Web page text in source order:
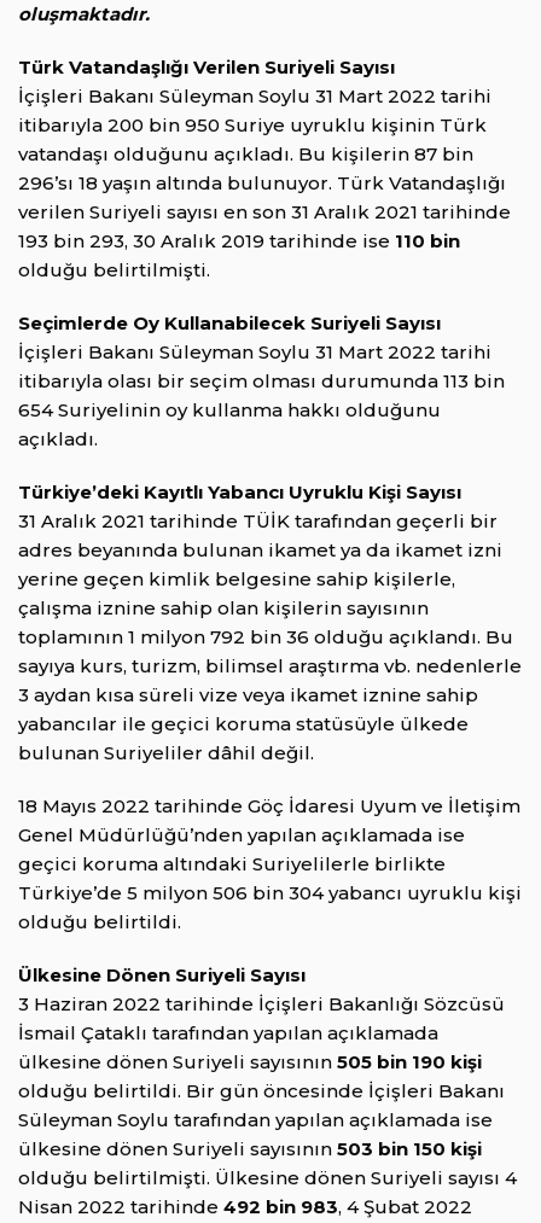
oluşmaktadır.
Türk Vatandaşlığı Verilen Suriyeli Sayısı
İçişleri Bakanı Süleyman Soylu 31 Mart 2022 tarihi
itibarıyla 200 bin 950 Suriye uyruklu kişinin Türk
vatandaşı olduğunu açıkladı. Bu kişilerin 87 bin
296’sı 18 yaşın altında bulunuyor. Türk Vatandaşlığı
verilen Suriyeli sayısı en son 31 Aralık 2021 tarihinde
193 bin 293, 30 Aralık 2019 tarihinde ise 110 bin
olduğu belirtilmişti.
Seçimlerde Oy Kullanabilecek Suriyeli Sayısı
İçişleri Bakanı Süleyman Soylu 31 Mart 2022 tarihi
itibarıyla olası bir seçim olması durumunda 113 bin
654 Suriyelinin oy kullanma hakkı olduğunu
açıkladı.
Türkiye’deki Kayıtlı Yabancı Uyruklu Kişi Sayısı
31 Aralık 2021 tarihinde TÜİK tarafından geçerli bir
adres beyanında bulunan ikamet ya da ikamet izni
yerine geçen kimlik belgesine sahip kişilerle,
çalışma iznine sahip olan kişilerin sayısının
toplamının 1 milyon 792 bin 36 olduğu açıklandı. Bu
sayıya kurs, turizm, bilimsel araştırma vb. nedenlerle
3 aydan kısa süreli vize veya ikamet iznine sahip
yabancılar ile geçici koruma statüsüyle ülkede
bulunan Suriyeliler dâhil değil.
18 Mayıs 2022 tarihinde Göç İdaresi Uyum ve İletişim
Genel Müdürlüğü’nden yapılan açıklamada ise
geçici koruma altındaki Suriyelilerle birlikte
Türkiye’de 5 milyon 506 bin 304 yabancı uyruklu kişi
olduğu belirtildi.
Ülkesine Dönen Suriyeli Sayısı
3 Haziran 2022 tarihinde İçişleri Bakanlığı Sözcüsü
İsmail Çataklı tarafından yapılan açıklamada
ülkesine dönen Suriyeli sayısının 505 bin 190 kişi
olduğu belirtildi. Bir gün öncesinde İçişleri Bakanı
Süleyman Soylu tarafından yapılan açıklamada ise
ülkesine dönen Suriyeli sayısının 503 bin 150 kişi
olduğu belirtilmişti. Ülkesine dönen Suriyeli sayısı 4
Nisan 2022 tarihinde 492 bin 983, 4 Şubat 2022